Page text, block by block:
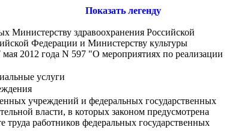
Показать легенду
Министерству здравоохранения Российской
Федерации и Министерству культуры
2012 года N 597 "О мероприятиях по реализации
услуги
учреждений и федеральных государственных
власти, в которых законом предусмотрена
работников федеральных государственных